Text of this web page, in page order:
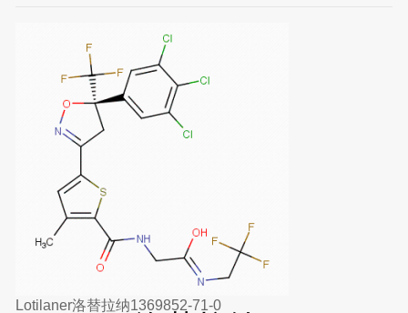
Lotilaner洛替拉纳1369852-71-0